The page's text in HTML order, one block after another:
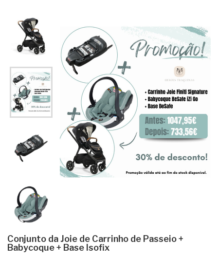
Conjunto da Joie de Carrinho de Passeio +
Babycoque + Base Isofix